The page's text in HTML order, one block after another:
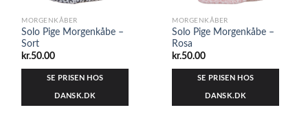
MORGENKÅBER
Solo Pige Morgenkåbe –
Sort
kr.50.00
SE PRISEN HOS
DANSK.DK
MORGENKÅBER
Solo Pige Morgenkåbe –
Rosa
kr.50.00
SE PRISEN HOS
DANSK.DK